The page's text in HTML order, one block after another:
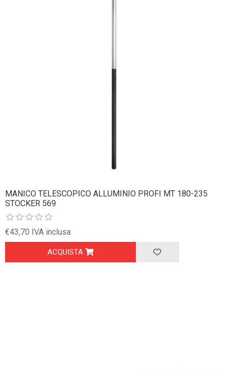
MANICO TELESCOPICO ALLUMINIO PROFI MT 180-235
STOCKER 569
€43,70 IVA inclusa
ACQUISTA